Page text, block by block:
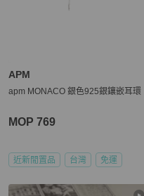
APM
apm MONACO 銀色925銀鑲嵌耳環
MOP 769
近新閒置品 台灣 免運